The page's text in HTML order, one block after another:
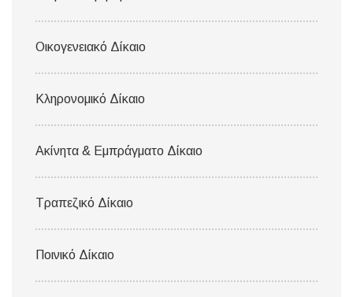
Οικογενειακό Δίκαιο
Κληρονομικό Δίκαιο
Ακίνητα & Εμπράγματο Δίκαιο
Τραπεζικό Δίκαιο
Ποινικό Δίκαιο